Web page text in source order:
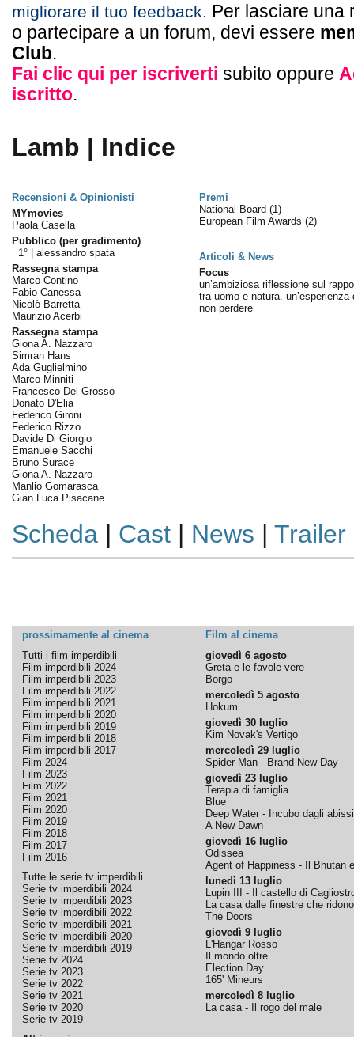
migliorare il tuo feedback. Per lasciare una
o partecipare a un forum, devi essere
Club.
Fai clic qui per iscriverti subito oppure
iscritto.
Lamb | Indice
Recensioni & Opinionisti
Premi
MYmovies
Paola Casella
Pubblico (per gradimento)
1° | alessandro spata
Rassegna stampa
Marco Contino
Fabio Canessa
Nicolò Barretta
Maurizio Acerbi
Rassegna stampa
Giona A. Nazzaro
Simran Hans
Ada Guglielmino
Marco Minniti
Francesco Del Grosso
Donato D'Elia
Federico Gironi
Federico Rizzo
Davide Di Giorgio
Emanuele Sacchi
Bruno Surace
Giona A. Nazzaro
Manlio Gomarasca
Gian Luca Pisacane
National Board (1)
European Film Awards (2)
Articoli & News
Focus
un’ambiziosa riflessione sul
tra uomo e natura. un’esperienza
non perdere
Scheda| Cast| News | Trailer
prossimamente al cinema
Film al cinema
Tutti i film imperdibili
Film imperdibili 2024
Film imperdibili 2023
Film imperdibili 2022
Film imperdibili 2021
Film imperdibili 2020
Film imperdibili 2019
Film imperdibili 2018
Film imperdibili 2017
Film 2024
Film 2023
Film 2022
Film 2021
Film 2020
Film 2019
Film 2018
Film 2017
Film 2016
Tutte le serie tv imperdibili
Serie tv imperdibili 2024
Serie tv imperdibili 2023
Serie tv imperdibili 2022
Serie tv imperdibili 2021
Serie tv imperdibili 2020
Serie tv imperdibili 2019
Serie tv 2024
Serie tv 2023
Serie tv 2022
Serie tv 2021
Serie tv 2020
Serie tv 2019
giovedì 6 agosto
Greta e le favole vere
Borgo
mercoledì 5 agosto
Hokum
giovedì 30 luglio
Kim Novak's Vertigo
mercoledì 29 luglio
Spider-Man - Brand New Day
giovedì 23 luglio
Terapia di famiglia
Blue
Deep Water - Incubo dagli abissi
A New Dawn
giovedì 16 luglio
Odissea
Agent of Happiness - Il Bhutan
lunedì 13 luglio
Lupin III - Il castello di
La casa dalle finestre che ridono
The Doors
giovedì 9 luglio
L'Hangar Rosso
Il mondo oltre
Election Day
165' Mineurs
mercoledì 8 luglio
La casa - Il rogo del male